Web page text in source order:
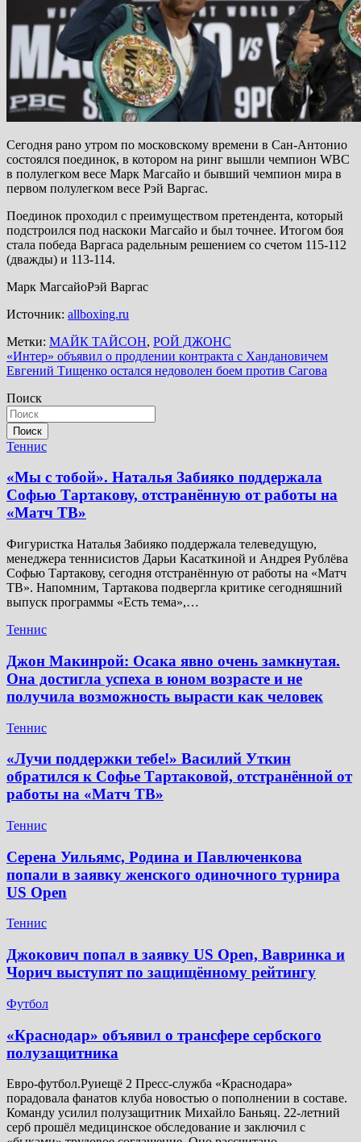
Сегодня рано утром по московскому времени в Сан-Антонио
состоялся поединок, в котором на ринг вышли чемпион WBC
в полулегком весе Марк Магсайо и бывший чемпион мира в
первом полулегком весе Рэй Варгас.
Поединок проходил с преимуществом претендента, который
подстроился под наскоки Магсайо и был точнее. Итогом боя
стала победа Варгаса радельным решением со счетом 115-112
(дважды) и 113-114.
Марк МагсайоРэй Варгас
Источник: allboxing.ru
Метки: МАЙК ТАЙСОН, РОЙ ДЖОНС
Навигация
по
записям
«Интер» объявил о продлении контракта с Хандановичем
Евгений Тищенко остался недоволен боем против Сагова
Поиск
Поиск
Теннис
«Мы с тобой». Наталья Забияко поддержала
Софью Тартакову, отстранённую от работы на
«Матч ТВ»
Фигуристка Наталья Забияко поддержала телеведущую,
менеджера теннисистов Дарьи Касаткиной и Андрея Рублёва
Софью Тартакову, сегодня отстранённую от работы на «Матч
ТВ». Напомним, Тартакова подвергла критике сегодняшний
выпуск программы «Есть тема»,…
Теннис
Джон Макинрой: Осака явно очень замкнутая.
Она достигла успеха в юном возрасте и не
получила возможность вырасти как человек
Теннис
«Лучи поддержки тебе!» Василий Уткин
обратился к Софье Тартаковой, отстранённой от
работы на «Матч ТВ»
Теннис
Серена Уильямс, Родина и Павлюченкова
попали в заявку женского одиночного турнира
US Open
Теннис
Джокович попал в заявку US Open, Вавринка и
Чорич выступят по защищённому рейтингу
Футбол
​«Краснодар» объявил о трансфере сербского
полузащитника
Евро-футбол.Руиещё 2 Пресс-служба «Краснодара»
порадовала фанатов клуба новостью о пополнении в составе.
Команду усилил полузащитник Михайло Баньяц. 22-летний
серб прошёл медицинское обследование и заключил с